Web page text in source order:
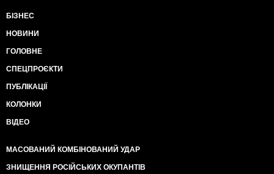
БІЗНЕС
НОВИНИ
ГОЛОВНЕ
СПЕЦПРОЄКТИ
ПУБЛІКАЦІЇ
КОЛОНКИ
ВІДЕО
МАСОВАНИЙ КОМБІНОВАНИЙ УДАР
ЗНИЩЕННЯ РОСІЙСЬКИХ ОКУПАНТІВ